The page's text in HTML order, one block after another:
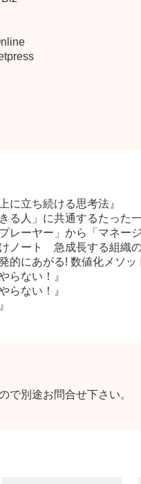
に立ち続ける思考法』
る人」に共通するたった一
レーヤー」から「マネー
ノート 急成長する組織
的にあがる! 数値化メソッ
らない！』
らない！』
で別途お問合せ下さい。